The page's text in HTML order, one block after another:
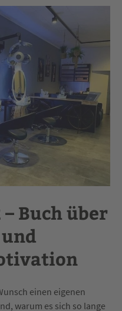
– Buch über
einen eigenen
warum es sich so lange